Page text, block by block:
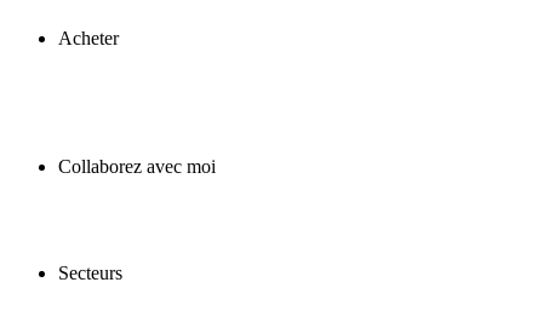
Acheter
Collaborez avec moi
Secteurs